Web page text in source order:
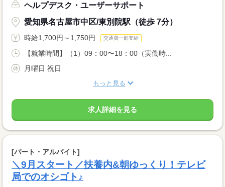
ヘルプデスク・ユーザーサポート
愛知県名古屋市中区/東別院駅（徒歩 7分）
時給1,700円～1,750円 交通費一部支給
【就業時間】（1）09：00〜18：00（実働時...
月曜日 祝日
もっと見る
求人詳細を見る
[パート・アルバイト]
＼9月スタート／扶養内&朝ゆっくり！テレビ
局でのオシゴト♪